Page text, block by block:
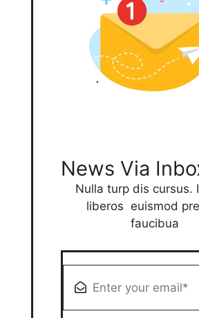
News Via
Nulla turp dis cursus.
liberos euismod
faucibua